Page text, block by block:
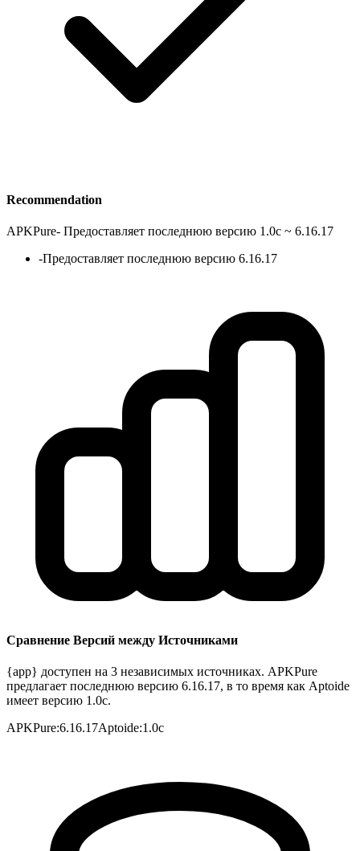
Recommendation
APKPure- Предоставляет последнюю версию 1.0c ~ 6.16.17
-Предоставляет последнюю версию 6.16.17
Сравнение Версий между Источниками
{app} доступен на 3 независимых источниках. APKPure
предлагает последнюю версию 6.16.17, в то время как Aptoide
имеет версию 1.0c.
APKPure:6.16.17Aptoide:1.0c